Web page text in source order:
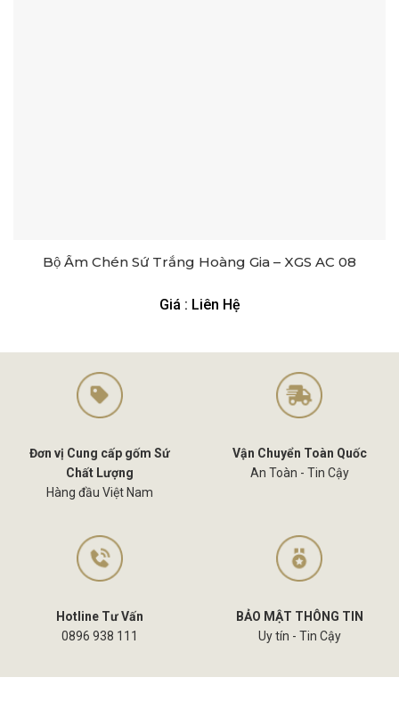
Bộ Ấm Chén Sứ Trắng Hoàng Gia – XGS AC 08
Giá : Liên Hệ
Đơn vị Cung cấp gốm Sứ
Chất Lượng
Hàng đầu Việt Nam
Vận Chuyển Toàn Quốc
An Toàn - Tin Cậy
Hotline Tư Vấn
0896 938 111
BẢO MẬT THÔNG TIN
Uy tín - Tin Cậy